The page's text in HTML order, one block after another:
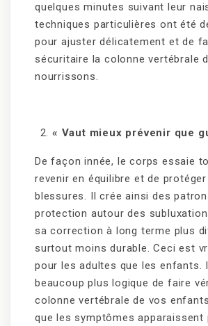
quelques minutes suivant leur
techniques particulières ont été
pour ajuster délicatement et de
sécuritaire la colonne vertébrale
nourrissons.
« Vaut mieux prévenir que
De façon innée, le corps essaie
revenir en équilibre et de
blessures. Il crée ainsi des
protection autour des
sa correction à long terme plus
surtout moins durable. Ceci est
pour les adultes que les enfants.
beaucoup plus logique de faire
colonne vertébrale de vos
que les symptômes apparaissent